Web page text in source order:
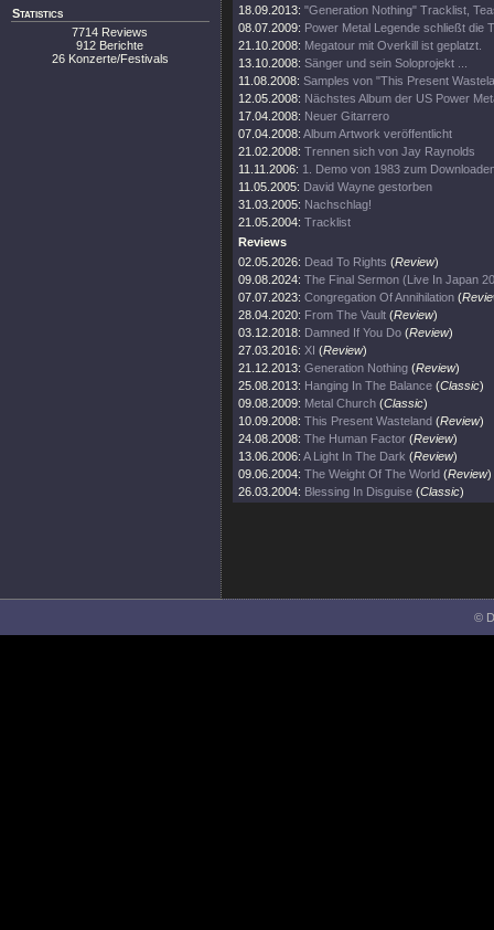
Statistics
7714 Reviews
912 Berichte
26 Konzerte/Festivals
18.09.2013: "Generation Nothing" Tracklist,
08.07.2009: Power Metal Legende schließt die
21.10.2008: Megatour mit Overkill ist geplatzt.
13.10.2008: Sänger und sein Soloprojekt ...
11.08.2008: Samples von "This Present
12.05.2008: Nächstes Album der US Power
17.04.2008: Neuer Gitarrero
07.04.2008: Album Artwork veröffentlicht
21.02.2008: Trennen sich von Jay Raynolds
11.11.2006: 1. Demo von 1983 zum
11.05.2005: David Wayne gestorben
31.03.2005: Nachschlag!
21.05.2004: Tracklist
Reviews
02.05.2026: Dead To Rights (Review)
09.08.2024: The Final Sermon (Live In Japan
07.07.2023: Congregation Of Annihilation (
28.04.2020: From The Vault (Review)
03.12.2018: Damned If You Do (Review)
27.03.2016: XI (Review)
21.12.2013: Generation Nothing (Review)
25.08.2013: Hanging In The Balance (Classic)
09.08.2009: Metal Church (Classic)
10.09.2008: This Present Wasteland (Review)
24.08.2008: The Human Factor (Review)
13.06.2006: A Light In The Dark (Review)
09.06.2004: The Weight Of The World (Review)
26.03.2004: Blessing In Disguise (Classic)
©